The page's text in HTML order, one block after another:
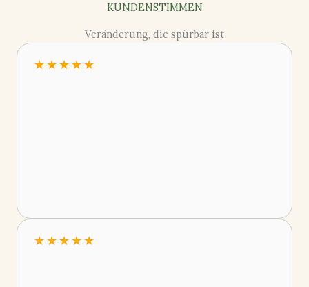
KUNDENSTIMMEN
Veränderung, die spürbar ist
★★★★★
★★★★★